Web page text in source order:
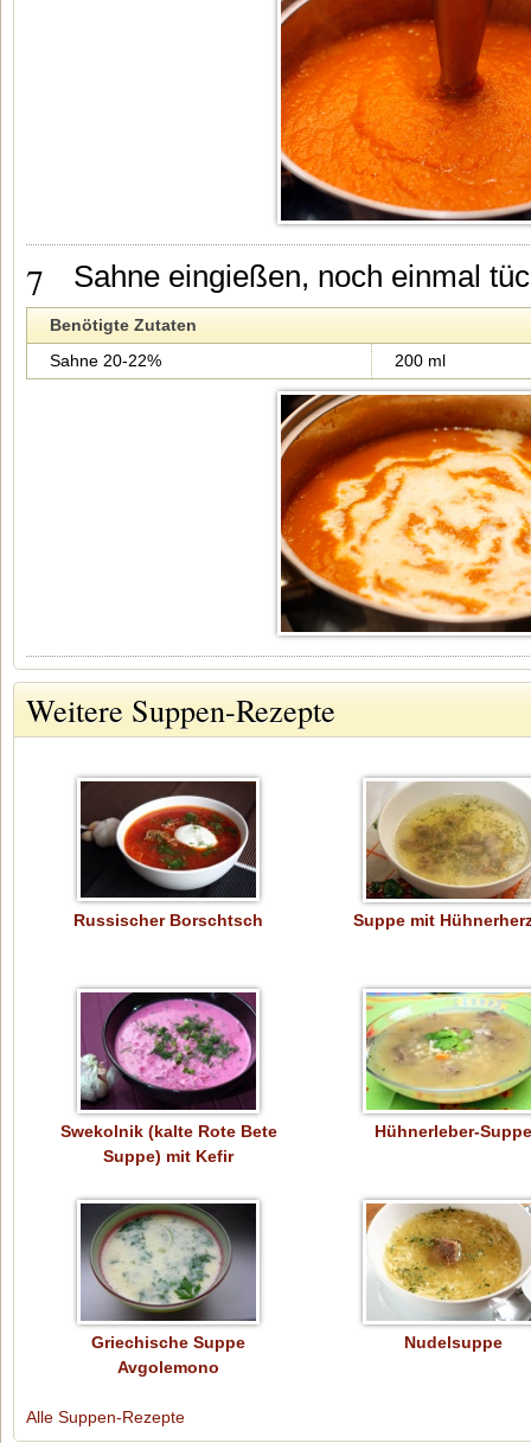
7 Sahne eingießen, noch einmal
Benötigte Zutaten
Sahne 20-22%
200 ml
Weitere Suppen-Rezepte
Russischer Borschtsch Suppe mit
Swekolnik (kalte Rote Bete
Suppe) mit Kefir
Hühnerleber-
Griechische Suppe
Avgolemono
Nudelsuppe
Alle Suppen-Rezepte